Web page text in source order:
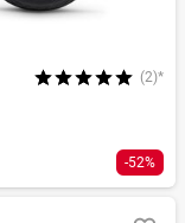
(2)*
-52%